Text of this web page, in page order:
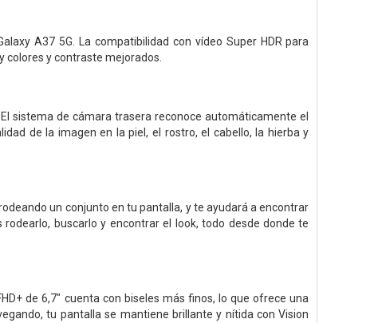
A37 5G. La compatibilidad con vídeo Super HDR para
y contraste mejorados.
sistema de cámara trasera reconoce automáticamente el
de la imagen en la piel, el rostro, el cabello, la hierba y
un conjunto en tu pantalla, y te ayudará a encontrar
buscarlo y encontrar el look, todo desde donde te
de 6,7" cuenta con biseles más finos, lo que ofrece una
tu pantalla se mantiene brillante y nítida con Vision